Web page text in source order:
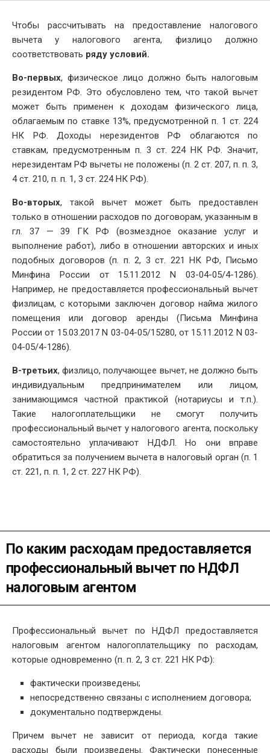
Чтобы рассчитывать на предоставление налогового
вычета у налогового агента, физлицо должно
соответствовать ряду условий.
Во-первых, физическое лицо должно быть налоговым
резидентом РФ. Это обусловлено тем, что такой вычет
может быть применен к доходам физического лица,
облагаемым по ставке 13%, предусмотренной п. 1 ст. 224
НК РФ. Доходы нерезидентов РФ облагаются по
ставкам, предусмотренным п. 3 ст. 224 НК РФ. Значит,
нерезидентам РФ вычеты не положены (п. 2 ст. 207, п. п. 3,
4 ст. 210, п. п. 1, 3 ст. 224 НК РФ).
Во-вторых, такой вычет может быть предоставлен
только в отношении расходов по договорам, указанным в
гл. 37 — 39 ГК РФ (возмездное оказание услуг и
выполнение работ), либо в отношении авторских и иных
подобных договоров (п. п. 2, 3 ст. 221 НК РФ, Письмо
Минфина России от 15.11.2012 N 03-04-05/4-1286).
Например, не предоставляется профессиональный вычет
физлицам, с которыми заключен договор найма жилого
помещения или договор аренды (Письма Минфина
России от 15.03.2017 N 03-04-05/15280, от 15.11.2012 N 03-
04-05/4-1286).
В-третьих, физлицо, получающее вычет, не должно быть
индивидуальным предпринимателем или лицом,
занимающимся частной практикой (нотариусы и т.п.).
Такие налогоплательщики не смогут получить
профессиональный вычет у налогового агента, поскольку
самостоятельно уплачивают НДФЛ. Но они вправе
обратиться за получением вычета в налоговый орган (п. 1
ст. 221, п. п. 1, 2 ст. 227 НК РФ).
По каким расходам предоставляется
профессиональный вычет по НДФЛ
налоговым агентом
Профессиональный вычет по НДФЛ предоставляется
налоговым агентом налогоплательщику по расходам,
которые одновременно (п. п. 2, 3 ст. 221 НК РФ):
фактически произведены;
непосредственно связаны с исполнением договора;
документально подтверждены.
Причем вычет не зависит от периода, когда такие
расходы были произведены. Фактически понесенные